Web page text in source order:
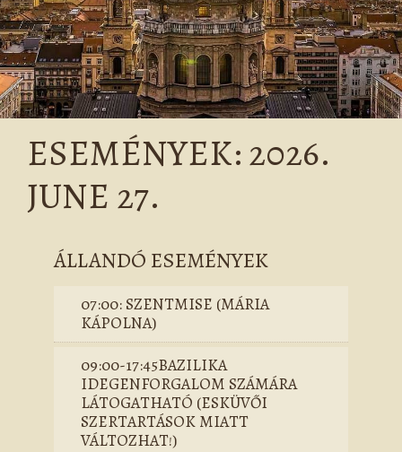
ESEMÉNYEK: 2026.
JUNE 27.
ÁLLANDÓ ESEMÉNYEK
07:00: SZENTMISE (MÁRIA
KÁPOLNA)
09:00-17:45BAZILIKA
IDEGENFORGALOM SZÁMÁRA
LÁTOGATHATÓ (ESKÜVŐI
SZERTARTÁSOK MIATT
VÁLTOZHAT!)